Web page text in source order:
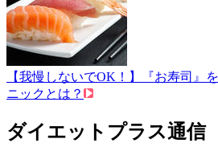
【我慢しないでOK！】『お寿司』
ニックとは？
ダイエットプラス通信